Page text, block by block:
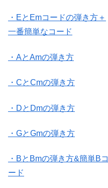
・EとEmコードの弾き方＋
一番簡単なコード
・AとAmの弾き方
・CとCmの弾き方
・DとDmの弾き方
・GとGmの弾き方
・BとBmの弾き方&簡単Bコ
ード